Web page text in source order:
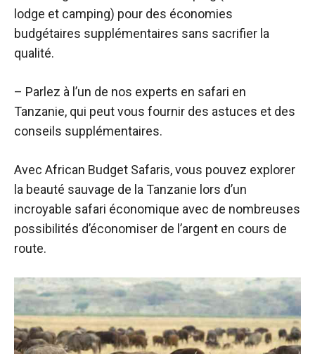
lodge et camping) pour des économies
budgétaires supplémentaires sans sacrifier la
qualité.
– Parlez à l’un de nos experts en safari en
Tanzanie, qui peut vous fournir des astuces et des
conseils supplémentaires.
Avec African Budget Safaris, vous pouvez explorer
la beauté sauvage de la Tanzanie lors d’un
incroyable safari économique avec de nombreuses
possibilités d’économiser de l’argent en cours de
route.